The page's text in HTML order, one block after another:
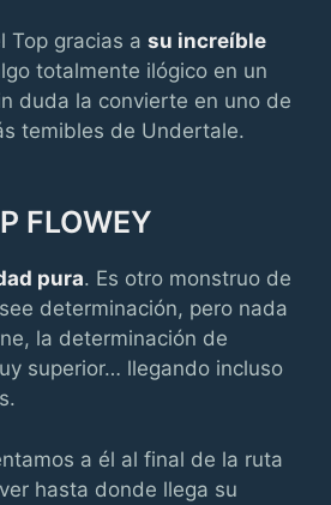
Top gracias a su increíble
totalmente ilógico en un
duda la convierte en uno de
temibles de Undertale.
FLOWEY
pura. Es otro monstruo de
determinación, pero nada
la determinación de
superior… llegando incluso
a él al final de la ruta
hasta donde llega su